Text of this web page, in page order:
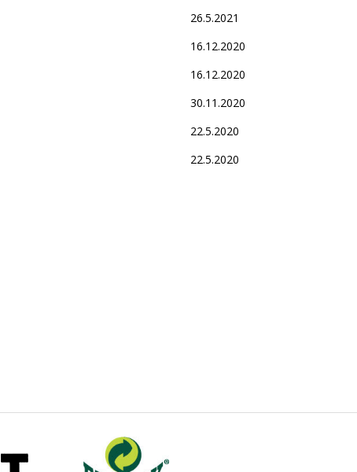
26.5.2021
16.12.2020
16.12.2020
30.11.2020
22.5.2020
22.5.2020